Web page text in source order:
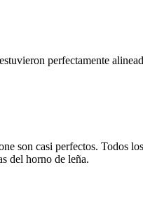
perfectamente
son casi perfectos. Todos
del horno de leña.